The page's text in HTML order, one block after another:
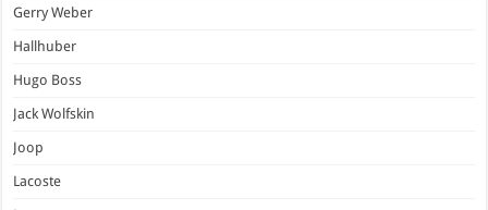
Gerry Weber
Hallhuber
Hugo Boss
Jack Wolfskin
Joop
Lacoste